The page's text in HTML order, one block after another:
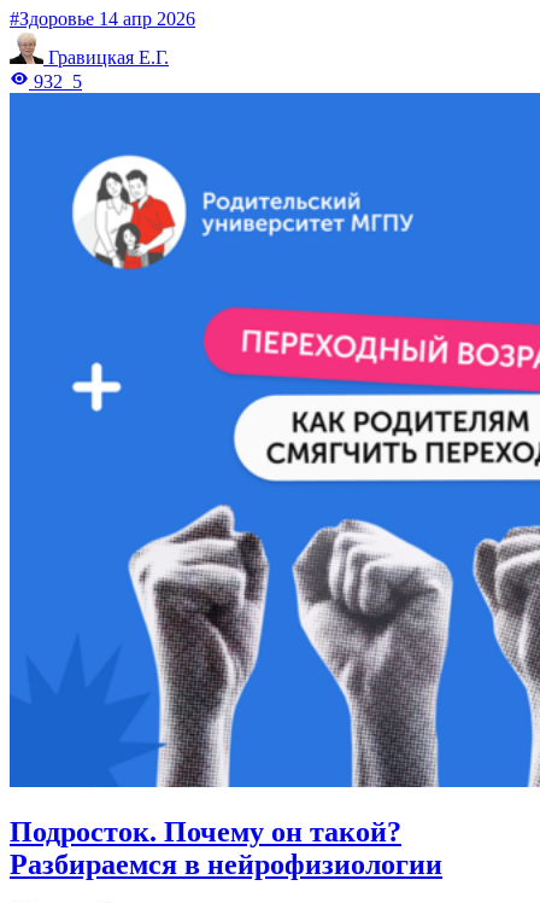
#Здоровье 14 апр 2026
Гравицкая Е.Г.
932 5
Подросток. Почему он такой?
Разбираемся в нейрофизиологии